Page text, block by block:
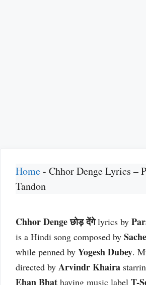
Home- Chhor Denge Lyrics –
Tandon
Chhor Denge छोड़ देंगेlyrics by
is a Hindi song composed by
while penned by Yogesh Dubey.
directed by Arvindr Khaira
Ehan Bhat having music label T-